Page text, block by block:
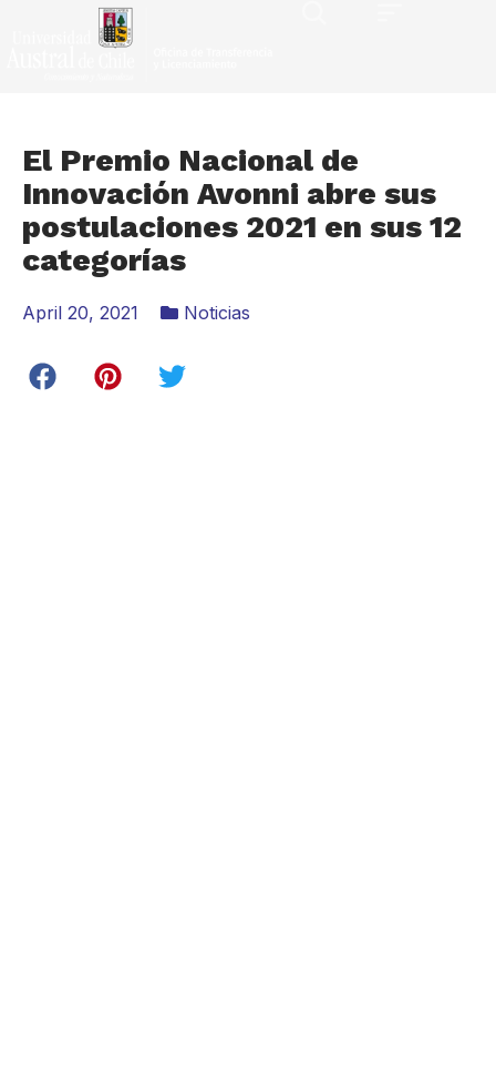
El Premio Nacional de
Innovación Avonni abre sus
postulaciones 2021 en sus 12
categorías
April 20, 2021 Noticias